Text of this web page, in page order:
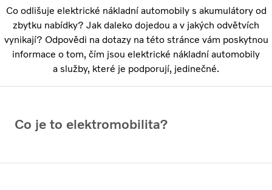
Modely
Služby
Použitá vozidla
Servisní síť a prodej
Kontaktujte nás
Co odlišuje elektrické nákladní automobily s akumulátory od
zbytku nabídky? Jak daleko dojedou a v jakých odvětvích
vynikají? Odpovědi na dotazy na této stránce vám poskytnou
informace o tom, čím jsou elektrické nákladní automobily
a služby, které je podporují, jedinečné.
Co je to elektromobilita?